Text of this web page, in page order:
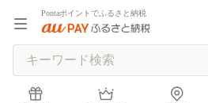
Pontaポイントでふるさと納税